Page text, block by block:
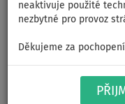
neaktivuje použité
nezbytné pro provoz
Děkujeme za
280 RS